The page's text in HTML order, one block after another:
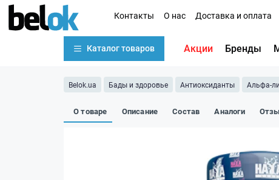
Контакты О нас Доставка и оплата
Каталог товаров Акции Бренды
Belok.ua Бады и здоровье Антиоксиданты Альфа-
О товаре Описание Состав Аналоги